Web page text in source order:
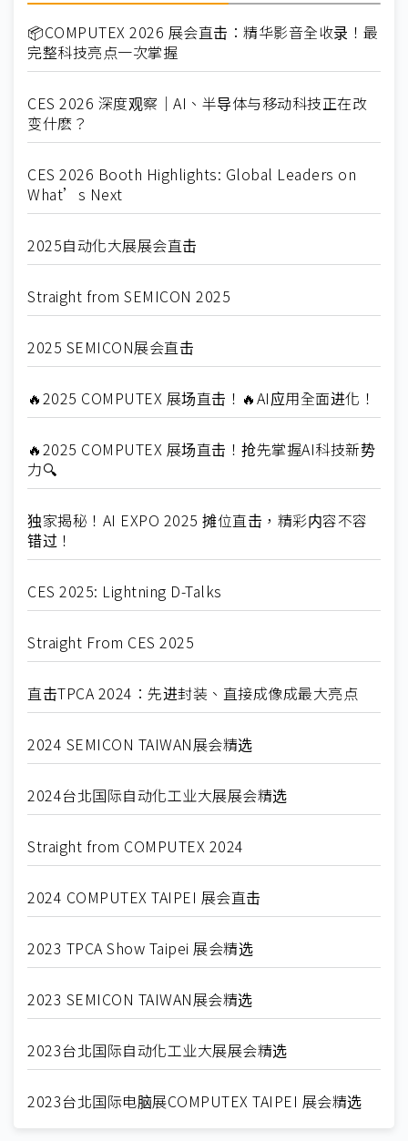
📦COMPUTEX 2026 展会直击：精华影音全收录！最
完整科技亮点一次掌握
CES 2026 深度观察｜AI、半导体与移动科技正在改
变什麽？
CES 2026 Booth Highlights: Global Leaders on
What’s Next
2025自动化大展展会直击
Straight from SEMICON 2025
2025 SEMICON展会直击
🔥2025 COMPUTEX 展场直击！🔥AI应用全面进化！
🔥2025 COMPUTEX 展场直击！抢先掌握AI科技新势
力🔍
独家揭秘！AI EXPO 2025 摊位直击，精彩内容不容
错过！
CES 2025: Lightning D-Talks
Straight From CES 2025
直击TPCA 2024：先进封装、直接成像成最大亮点
2024 SEMICON TAIWAN展会精选
2024台北国际自动化工业大展展会精选
Straight from COMPUTEX 2024
2024 COMPUTEX TAIPEI 展会直击
2023 TPCA Show Taipei 展会精选
2023 SEMICON TAIWAN展会精选
2023台北国际自动化工业大展展会精选
2023台北国际电脑展COMPUTEX TAIPEI 展会精选